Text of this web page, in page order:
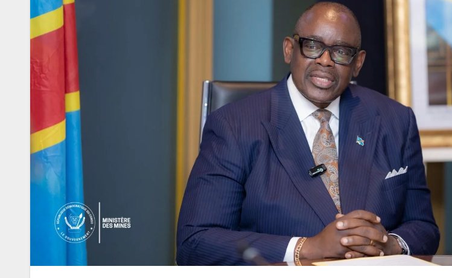
mobilise les
investisseurs
autour de
l’ambition
d’une RDC,
destination
phare de
l’investisseme
nt en Afrique